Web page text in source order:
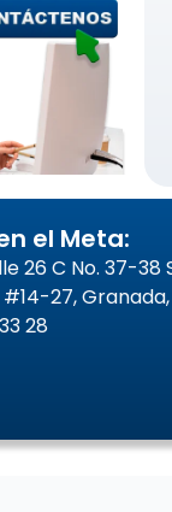
el Meta:
26 C No. 37-38
#14-27,
28